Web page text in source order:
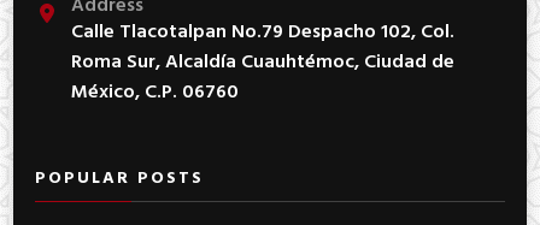
Calle Tlacotalpan No.79 Despacho 102, Col.
Roma Sur, Alcaldía Cuauhtémoc, Ciudad de
México, C.P. 06760
POPULAR POSTS